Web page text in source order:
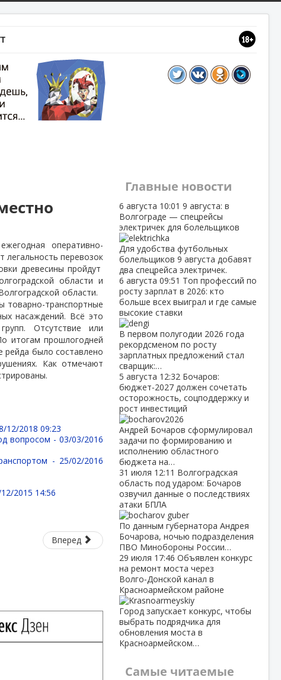
ежегодная оперативно-
легальность перевозок
древесины пройдут
области и
области.
транспортные
насаждений. Всё это
Отсутствие или
итогам прошлогодней
рейда было составлено
Как отмечают
12/2018 09:23
вопросом - 03/03/2016
- 25/02/2016
2015 14:56
Вперед
Главные новости
6 августа 10:01 9 августа: в
Волгограде — спецрейсы
электричек для болельщиков
Для удобства футбольных
болельщиков 9 августа добавят
два спецрейса электричек.
6 августа 09:51 Топ профессий по
росту зарплат в 2026: кто
больше всех выиграл и где самые
высокие ставки
В первом полугодии 2026 года
рекордсменом по росту
зарплатных предложений стал
сварщик:…
5 августа 12:32 Бочаров:
бюджет‑2027 должен сочетать
осторожность, соцподдержку и
рост инвестиций
Андрей Бочаров сформулировал
задачи по формированию и
исполнению областного
бюджета на…
31 июля 12:11 Волгоградская
область под ударом: Бочаров
озвучил данные о последствиях
атаки БПЛА
По данным губернатора Андрея
Бочарова, ночью подразделения
ПВО Минобороны России…
29 июля 17:46 Объявлен конкурс
на ремонт моста через
Волго‑Донской канал в
Красноармейском районе
Город запускает конкурс, чтобы
выбрать подрядчика для
обновления моста в
Красноармейском…
Самые читаемые